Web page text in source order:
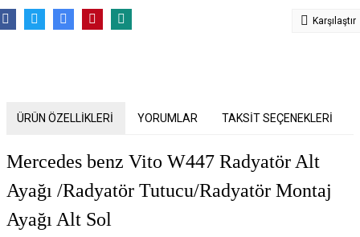
Karşılaştır
ÜRÜN ÖZELLİKLERİ YORUMLAR TAKSİT SEÇENEKLERİ
Mercedes benz Vito W447 Radyatör Alt
Ayağı /Radyatör Tutucu/Radyatör Montaj
Ayağı Alt Sol